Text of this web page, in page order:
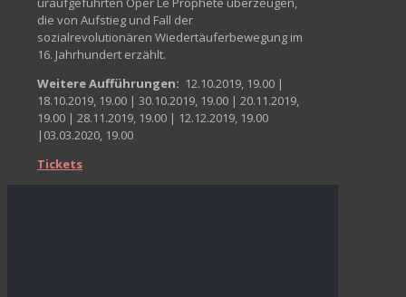
die von Aufstieg und Fall der
sozialrevolutionären Wiedertäuferbewegung im
16. Jahrhundert erzählt.
Weitere Aufführungen: 12.10.2019, 19.00 |
18.10.2019, 19.00 | 30.10.2019, 19.00 | 20.11.2019,
19.00 | 28.11.2019, 19.00 | 12.12.2019, 19.00
|03.03.2020, 19.00
Tickets